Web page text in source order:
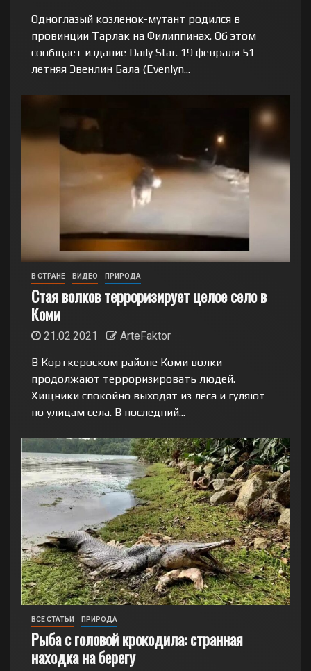
Одноглазый козленок-мутант родился в
провинции Тарлак на Филиппинах. Об этом
сообщает издание Daily Star. 19 февраля 51-
летняя Эвенлин Бала (Evenlyn...
В СТРАНЕ ВИДЕО ПРИРОДА
Стая волков терроризирует целое село в
Коми
21.02.2021
ArteFaktor
В Корткероском районе Коми волки
продолжают терроризировать людей.
Хищники спокойно выходят из леса и гуляют
по улицам села. В последний...
ВСЕ СТАТЬИ ПРИРОДА
Рыба с головой крокодила: странная
находка на берегу